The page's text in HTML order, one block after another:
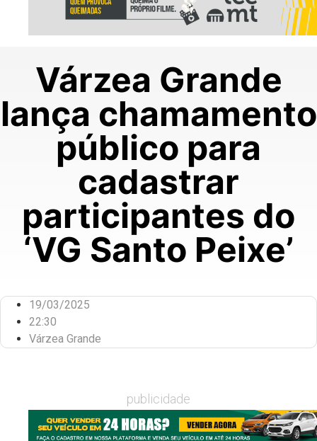
Várzea Grande
lança chamamento
público para
cadastrar
participantes do
‘VG Santo Peixe’
19/03/2025
22:30
Várzea Grande
publicidade